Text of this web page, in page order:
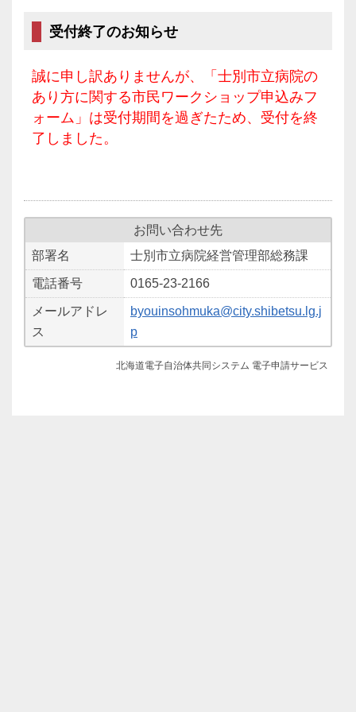
受付終了のお知らせ
誠に申し訳ありませんが、「士別市立病院の
あり方に関する市民ワークショップ申込みフ
ォーム」は受付期間を過ぎたため、受付を終
了しました。
お問い合わせ先
部署名
士別市立病院経営管理部総務課
電話番号 0165-23-2166
メールアドレ
ス
byouinsohmuka@city.shibetsu.lg.j
p
北海道電子自治体共同システム 電子申請サービス